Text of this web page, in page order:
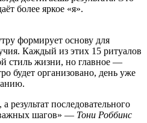
более яркое «я».
формирует основу для
Каждый из этих 15 ритуалов
стиль жизни, но главное —
будет организовано, день уже
результат последовательного
шагов» — Тони Роббинс